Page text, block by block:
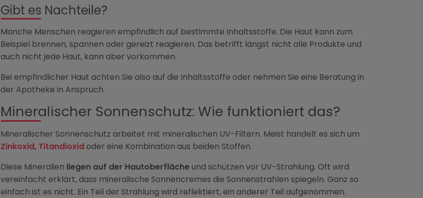
Gibt es Nachteile?
Manche Menschen reagieren empfindlich auf bestimmte Inhaltsstoffe. Die Haut kann zum
Beispiel brennen, spannen oder gereizt reagieren. Das betrifft längst nicht alle Produkte und
auch nicht jede Haut, kann aber vorkommen.
Bei empfindlicher Haut achten Sie also auf die Inhaltsstoffe oder nehmen Sie eine Beratung in
der Apotheke in Anspruch.
Mineralischer Sonnenschutz: Wie funktioniert das?
Mineralischer Sonnenschutz arbeitet mit mineralischen UV-Filtern. Meist handelt es sich um
Zinkoxid, Titandioxidoder eine Kombination aus beiden Stoffen.
Diese Mineralien liegen auf der Hautoberfläche und schützen vor UV-Strahlung. Oft wird
vereinfacht erklärt, dass mineralische Sonnencremes die Sonnenstrahlen spiegeln. Ganz so
einfach ist es nicht. Ein Teil der Strahlung wird reflektiert, ein anderer Teil aufgenommen.